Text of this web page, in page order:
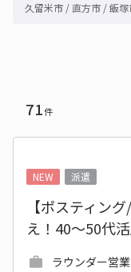
久留米市 / 直方市 / 飯
市 / うきは市 / 宮若市 /
粕屋町 / 遠賀郡芦屋町
/ 朝倉郡筑前町 / 朝倉郡
大木町 / 八女郡上陽町
川郡添田町 / 田川郡糸
こ町 / 築上郡吉富町 /
他福岡県
71件
NEW
派遣
【ポスティン
え！40～50代活
ラウンダー営